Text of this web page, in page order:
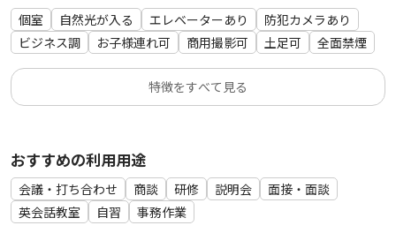
※スクール形式で机を並べる場合、机を利用できる人数は12人
です。
■ご利用用途
・テレワーク、web面接、web会議、web商談
・勉強会、セミナー、レッスン
・面談、面接
・SOHOの拠点
・撮影・収録スタジオ
■駐車場・駐輪場
・近隣にコインパーキングがあります
■会議室の下見について
・通常の予約を通じてお願いします。
個室 自然光が入る エレベーターあり
防犯カメラあり
ビジネス調
お子様連れ可 商用撮影可 土足可 全面禁煙
特徴をすべて見る
おすすめの利用用途
会議・打ち合わせ 商談 研修 説明会
面接・面談
英会話教室
自習 事務作業